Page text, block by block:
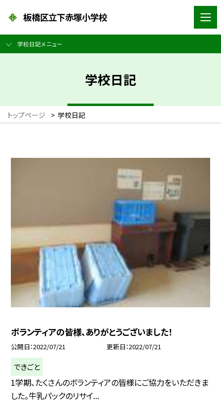
板橋区立下赤塚小学校
学校日記メニュー
学校日記
トップページ > 学校日記
ボランティアの皆様、ありがとうございました！
公開日 2022/07/21 更新日 2022/07/21
できごと
1学期、たくさんのボランティアの皆様にご協力をいただきま
した。牛乳パックのリサイ...